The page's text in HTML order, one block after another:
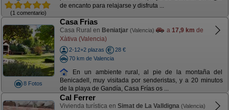
(1 comentario)
de encanto para relajarse y disfruta ...
8 Fotos
Casa Frias
Casa Rural en Beniatjar (Valencia) a 17,9 km de
Xàtiva (Valencia)
2-12+2 plazas
28 €
70 km de Valencia
En un ambiente rural, al pie de la montaña del
Benicadell, muy visitada por senderistas, y a 20 minutos
de la playa de Gandía, Casa Frías os ...
Cal Ferrer
Vivienda turística en Simat de La Valldigna (Valencia)